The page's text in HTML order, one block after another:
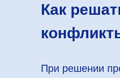
Как
При решении